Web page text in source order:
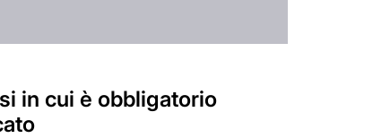
in cui è obbligatorio